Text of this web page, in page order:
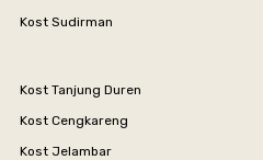
Kost Sudirman
Kost Tanjung Duren
Kost Cengkareng
Kost Jelambar